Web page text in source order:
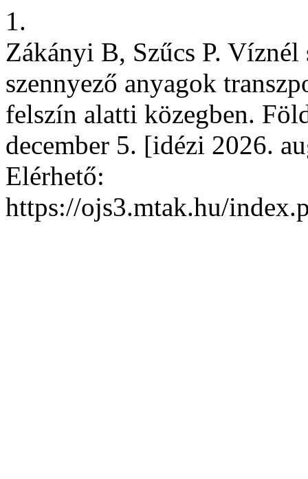
1.
Zákányi B, Szűcs P.
szennyező anyagok
felszín alatti közegben.
december 5. [idézi 2026.
Elérhető:
https://ojs3.mtak.hu/